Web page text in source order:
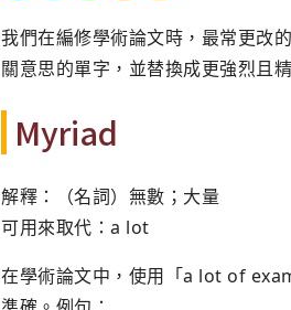
我們在編修學術論文時，最常更改
關意思的單字，並替換成更強烈且
Myriad
解釋：（名詞）無數；大量
可用來取代：a lot
在學術論文中，使用「a lot of